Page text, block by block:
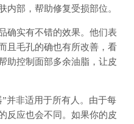
内部，帮助修复受损部位。
确实有不错的效果。他们表
且毛孔的确也有所改善，看
助控制面部多余油脂，让皮
并非适用于所有人。由于每
反应也会不同。如果你的皮